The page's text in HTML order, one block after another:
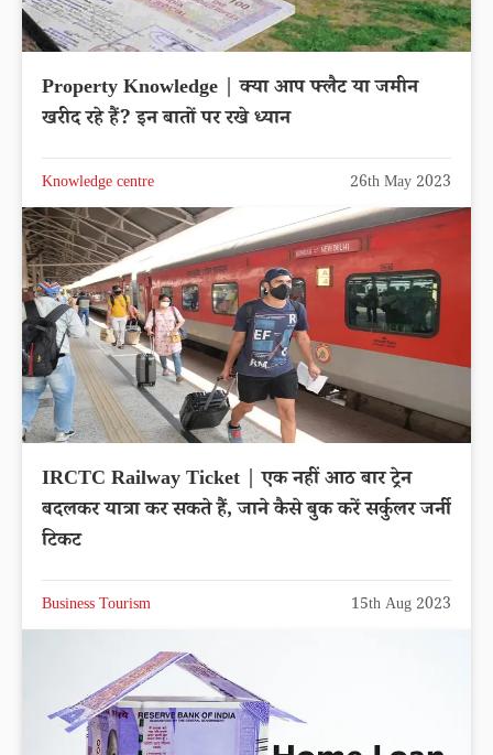
Property Knowledge | क्या आप फ्लैट या जमीन
खरीद रहे हैं? इन बातों पर रखे ध्यान
Knowledge centre 26th May 2023
IRCTC Railway Ticket | एक नहीं आठ बार ट्रेन
बदलकर यात्रा कर सकते हैं, जाने कैसे बुक करें सर्कुलर जर्नी
टिकट
Business Tourism 15th Aug 2023